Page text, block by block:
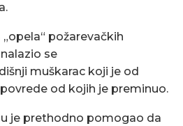
požarevačkih
se
muškarac koji je od
od kojih je preminuo.
je prethodno pomogao da